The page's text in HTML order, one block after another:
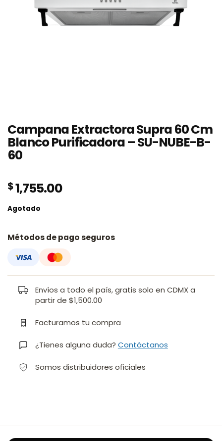
Campana Extractora Supra 60 Cm
Blanco Purificadora – SU-NUBE-B-
60
$1,755.00
Agotado
Métodos de pago seguros
Envíos a todo el país, gratis solo en CDMX a
partir de $1,500.00
Facturamos tu compra
¿Tienes alguna duda? Contáctanos
Somos distribuidores oficiales